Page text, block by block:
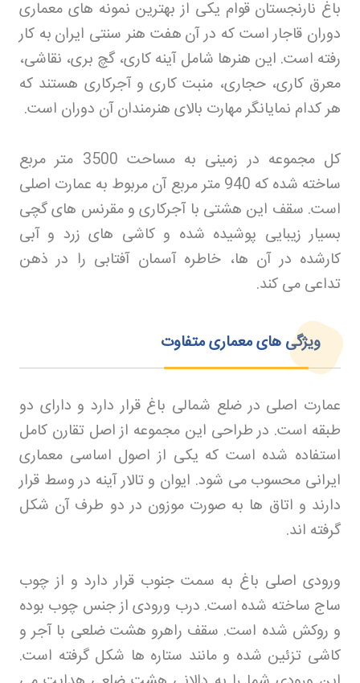
باغ نارنجستان قوام یکی از بهترین نمونه های معماری
دوران قاجار است که در آنهفت هنر سنتی ایرانبه کار
رفته است. این هنرها شامل آینه کاری، گچ بری، نقاشی،
معرق کاری، حجاری، منبت کاری و آجرکاری هستند که
هر کدام نمایانگر مهارت بالای هنرمندان آن دوران است.
کل مجموعه در زمینی به مساحت 3500 متر مربع
ساخته شده که 940 متر مربع آن مربوط به عمارت اصلی
است. سقف این هشتی با آجرکاری و مقرنس های گچی
بسیار زیبایی پوشیده شده و کاشی های زرد و آبی
کارشده در آن ها، خاطره آسمان آفتابی را در ذهن
تداعی می کند.
ویژگی های معماری متفاوت
عمارت اصلی در ضلع شمالی باغ قرار دارد و دارای دو
طبقه است. در طراحی این مجموعه از اصل تقارن کامل
استفاده شده است که یکی از اصول اساسی معماری
ایرانی محسوب می شود. ایوان و تالار آینه در وسط قرار
دارند و اتاق ها به صورت موزون در دو طرف آن شکل
گرفته اند.
ورودی اصلی باغ به سمت جنوب قرار دارد و از چوب
ساج ساخته شده است. درب ورودی از جنس چوب بوده
و روکش شده است. سقف راهرو هشت ضلعی با آجر و
کاشی تزئین شده و مانند ستاره ها شکل گرفته است.